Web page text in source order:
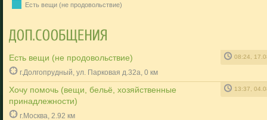
Есть вещи (не продовольствие)
Есть вещи (не продовольствие) 08:24,
г.Долгопрудный, ул. Парковая д.32а, 0 км
Хочу помочь (вещи, бельё, хозяйственные
принадлежности)
13:37,
г.Москва, 2.92 км